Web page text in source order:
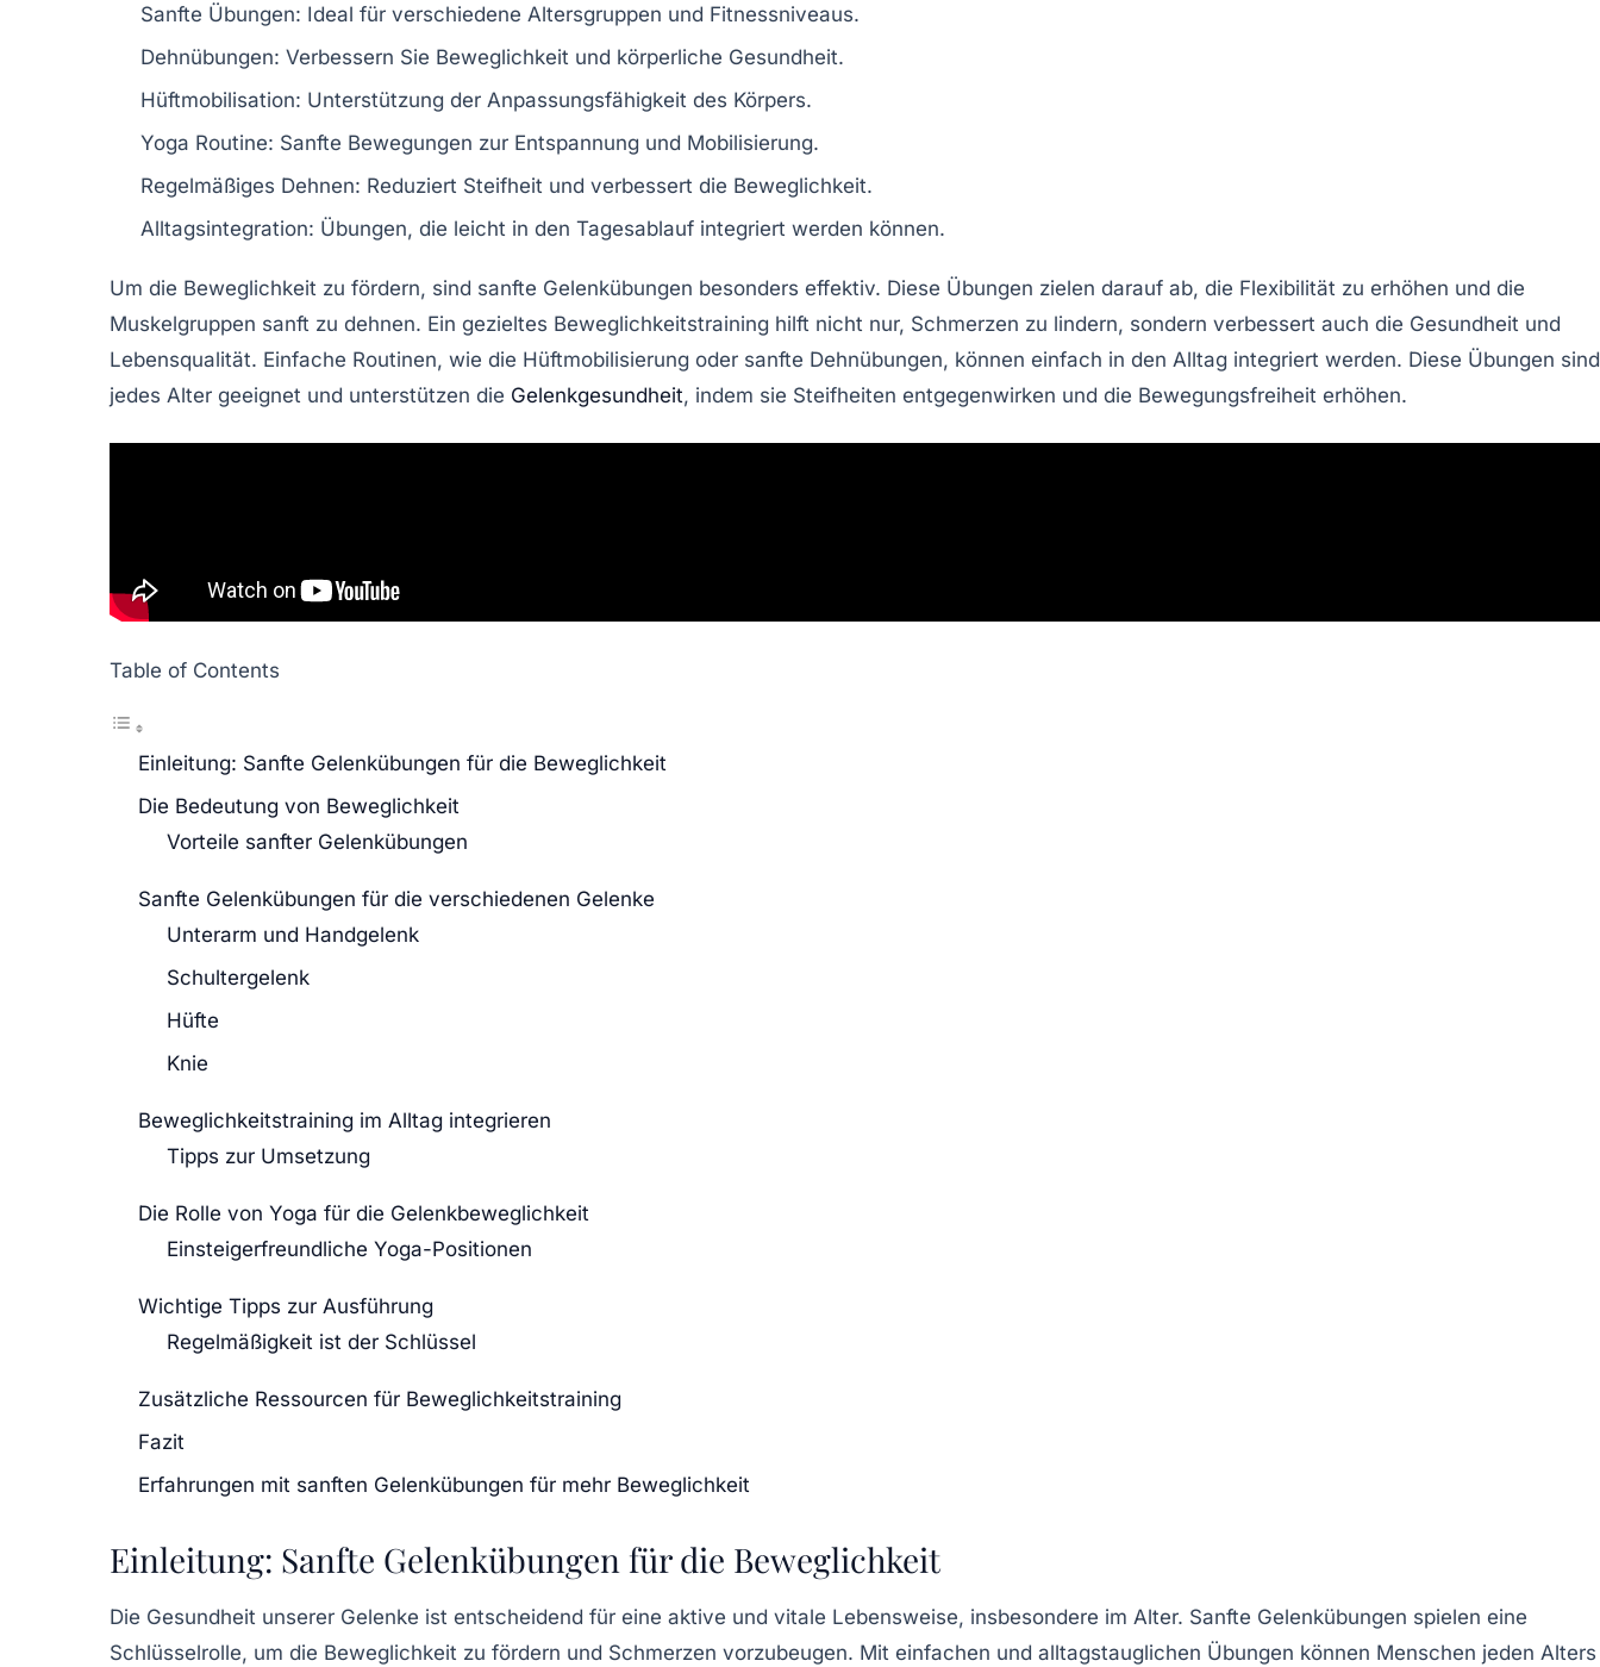
Sanfte Übungen: Ideal für verschiedene Altersgruppen und Fitnessniveaus.
Dehnübungen: Verbessern Sie Beweglichkeit und körperliche Gesundheit.
Hüftmobilisation: Unterstützung der Anpassungsfähigkeit des Körpers.
Yoga Routine: Sanfte Bewegungen zur Entspannung und Mobilisierung.
Regelmäßiges Dehnen: Reduziert Steifheit und verbessert die Beweglichkeit.
Alltagsintegration: Übungen, die leicht in den Tagesablauf integriert werden können.
Um die Beweglichkeit zu fördern, sind sanfte Gelenkübungen besonders effektiv. Diese Übungen zielen darauf ab, die Flexibilität zu erhöhen und die
Muskelgruppen sanft zu dehnen. Ein gezieltes Beweglichkeitstraining hilft nicht nur, Schmerzen zu lindern, sondern verbessert auch die Gesundheit und
Lebensqualität. Einfache Routinen, wie die Hüftmobilisierung oder sanfte Dehnübungen, können einfach in den Alltag integriert werden. Diese Übungen
jedes Alter geeignet und unterstützen die Gelenkgesundheit, indem sie Steifheiten entgegenwirken und die Bewegungsfreiheit erhöhen.
Table of Contents
Einleitung: Sanfte Gelenkübungen für die Beweglichkeit
Die Bedeutung von Beweglichkeit
Vorteile sanfter Gelenkübungen
Sanfte Gelenkübungen für die verschiedenen Gelenke
Unterarm und Handgelenk
Schultergelenk
Hüfte
Knie
Beweglichkeitstraining im Alltag integrieren
Tipps zur Umsetzung
Die Rolle von Yoga für die Gelenkbeweglichkeit
Einsteigerfreundliche Yoga-Positionen
Wichtige Tipps zur Ausführung
Regelmäßigkeit ist der Schlüssel
Zusätzliche Ressourcen für Beweglichkeitstraining
Fazit
Erfahrungen mit sanften Gelenkübungen für mehr Beweglichkeit
Einleitung: Sanfte Gelenkübungen für die Beweglichkeit
Die Gesundheit unserer Gelenke ist entscheidend für eine aktive und vitale Lebensweise, insbesondere im Alter. Sanfte Gelenkübungen spielen eine
Schlüsselrolle, um die Beweglichkeit zu fördern und Schmerzen vorzubeugen. Mit einfachen und alltagstauglichen Übungen können Menschen jeden Alters